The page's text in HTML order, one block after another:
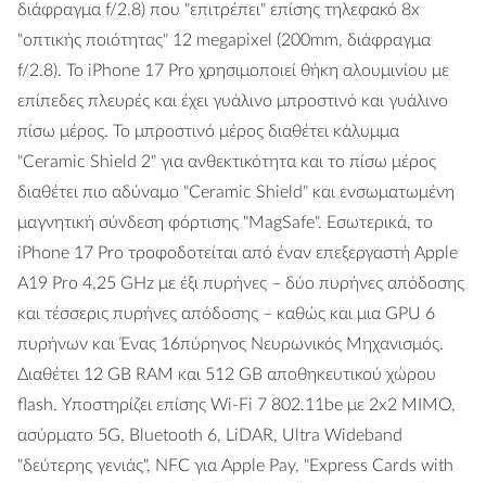
διάφραγμα f/2.8) που "επιτρέπει" επίσης τηλεφακό 8x
"οπτικής ποιότητας" 12 megapixel (200mm, διάφραγμα
f/2.8). Το iPhone 17 Pro χρησιμοποιεί θήκη αλουμινίου με
επίπεδες πλευρές και έχει γυάλινο μπροστινό και γυάλινο
πίσω μέρος. Το μπροστινό μέρος διαθέτει κάλυμμα
"Ceramic Shield 2" για ανθεκτικότητα και το πίσω μέρος
διαθέτει πιο αδύναμο "Ceramic Shield" και ενσωματωμένη
μαγνητική σύνδεση φόρτισης "MagSafe". Εσωτερικά, το
iPhone 17 Pro τροφοδοτείται από έναν επεξεργαστή Apple
A19 Pro 4,25 GHz με έξι πυρήνες – δύο πυρήνες απόδοσης
και τέσσερις πυρήνες απόδοσης – καθώς και μια GPU 6
πυρήνων και Ένας 16πύρηνος Νευρωνικός Μηχανισμός.
Διαθέτει 12 GB RAM και 512 GB αποθηκευτικού χώρου
flash. Υποστηρίζει επίσης Wi-Fi 7 802.11be με 2x2 MIMO,
ασύρματο 5G, Bluetooth 6, LiDAR, Ultra Wideband
"δεύτερης γενιάς", NFC για Apple Pay, "Express Cards with